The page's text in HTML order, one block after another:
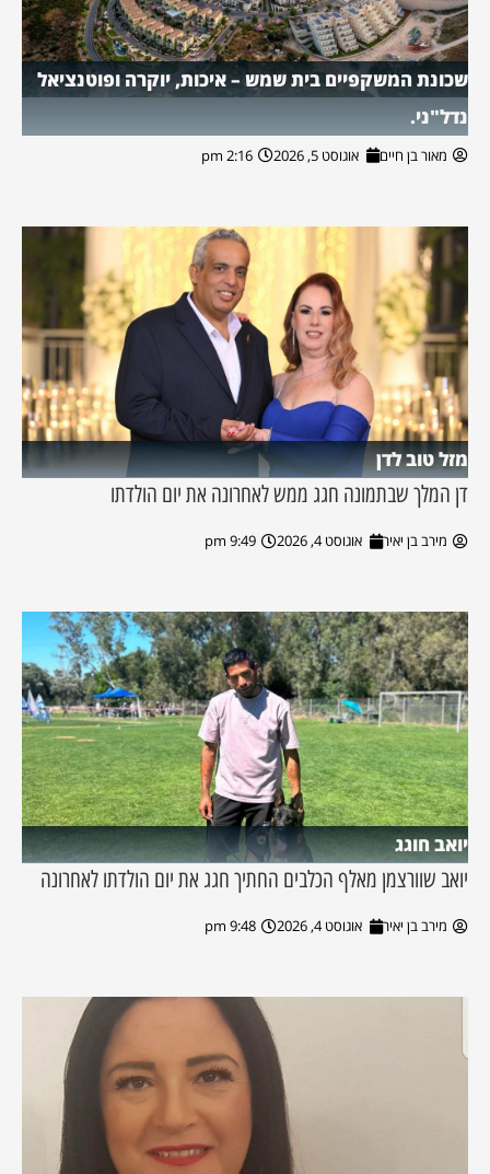
שכונת המשקפיים בית שמש – איכות, יוקרה ופוטנציאל
נדל"ני.
מאור בן חיים אוגוסט 5, 2026 2:16 pm
מזל טוב לדן
דן המלך שבתמונה חגג ממש לאחרונה את יום הולדתו
מירב בן יאיר אוגוסט 4, 2026 9:49 pm
יואב חוגג
יואב שוורצמן מאלף הכלבים החתיך חגג את יום הולדתו לאחרונה
מירב בן יאיר אוגוסט 4, 2026 9:48 pm